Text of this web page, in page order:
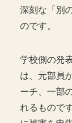
深刻な「別
のです。
学校側の発
は、元部員
ーチ、一部
れるもので